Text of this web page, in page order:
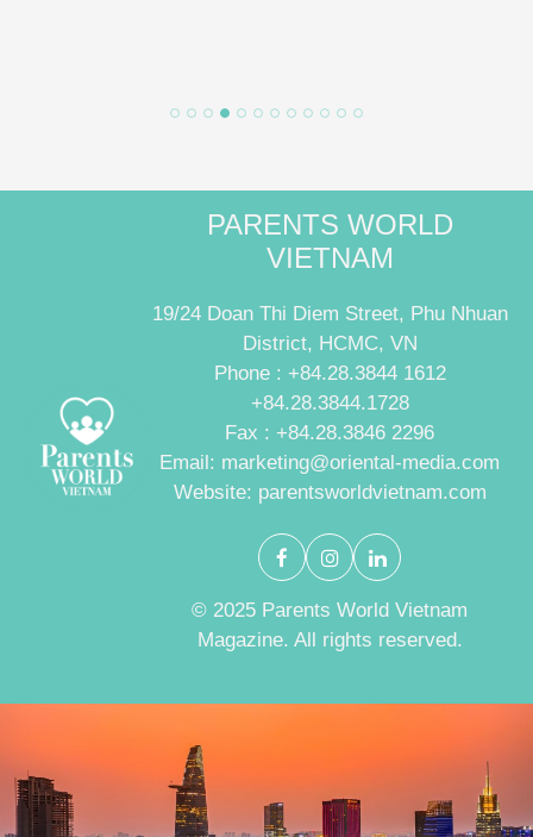
PARENTS WORLD
VIETNAM
19/24 Doan Thi Diem Street, Phu Nhuan
District, HCMC, VN
Phone : +84.28.3844 1612
+84.28.3844.1728
Fax : +84.28.3846 2296
Email: marketing@oriental-media.com
Website: parentsworldvietnam.com
© 2025 Parents World Vietnam
Magazine. All rights reserved.